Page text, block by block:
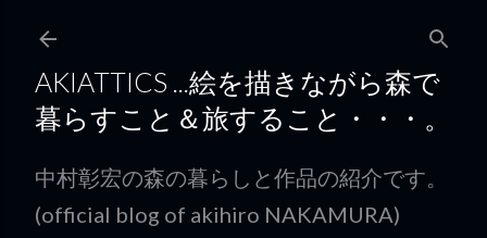
スキップしてメイン コンテンツに移動
AKIATTICS ...絵を描きながら森で
暮らすこと＆旅すること・・・。
中村彰宏の森の暮らしと作品の紹介です。
(official blog of akihiro NAKAMURA)